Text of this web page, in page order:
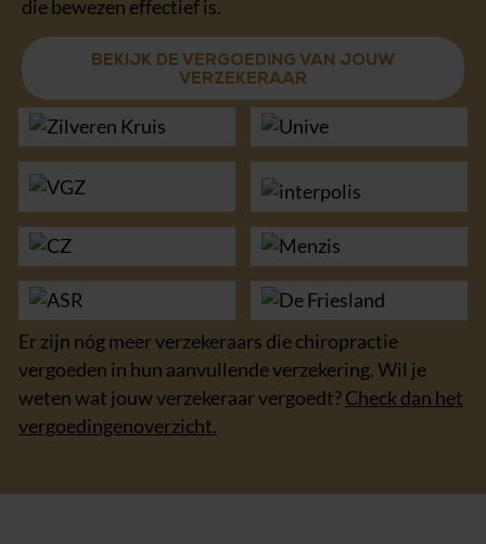
die bewezen effectief is.
BEKIJK DE VERGOEDING VAN JOUW
VERZEKERAAR
Er zijn nóg meer verzekeraars die chiropractie
vergoeden in hun aanvullende verzekering. Wil je
weten wat jouw verzekeraar vergoedt?Check dan het
vergoedingenoverzicht.